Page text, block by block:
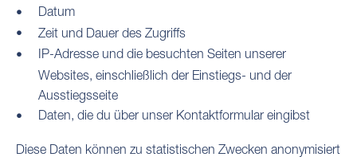
Datum
Zeit und Dauer des Zugriffs
IP-Adresse und die besuchten Seiten unserer
Websites, einschließlich der Einstiegs- und der
Ausstiegsseite
Daten, die du über unser Kontaktformular eingibst
Diese Daten können zu statistischen Zwecken anonymisiert